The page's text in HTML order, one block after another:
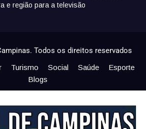
e região para a televisão
Todos os direitos reservados
Turismo Social Saúde
Esporte
Blogs